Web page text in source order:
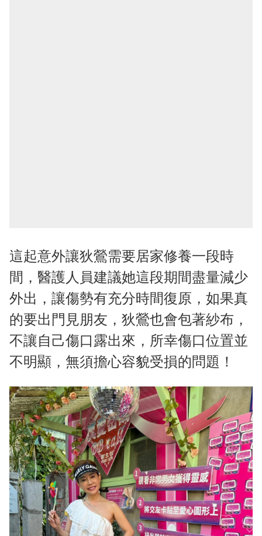
這起意外讓狄鶯需要居家修養一段時
間，醫護人員建議她這段期間盡量減少
外出，讓傷勢有充分時間復原，如果真
的要出門見朋友，狄鶯也會包著紗布，
不讓自己傷口露出來，所幸傷口位置並
不明顯，無須擔心容貌受損的問題！